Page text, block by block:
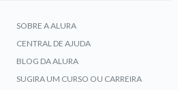
SOBRE A ALURA
CENTRAL DE AJUDA
BLOG DA ALURA
SUGIRA UM CURSO OU CARREIRA